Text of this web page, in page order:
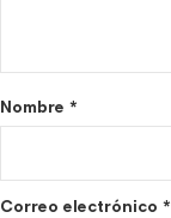
Nombre *
Correo electrónico *